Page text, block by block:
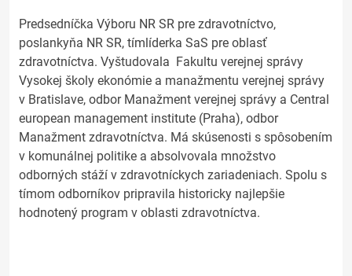
Predsedníčka Výboru NR SR pre zdravotníctvo,
poslankyňa NR SR, tímlíderka SaS pre oblasť
zdravotníctva. Vyštudovala Fakultu verejnej správy
Vysokej školy ekonómie a manažmentu verejnej správy
v Bratislave, odbor Manažment verejnej správy a Central
european management institute (Praha), odbor
Manažment zdravotníctva. Má skúsenosti s spôsobením
v komunálnej politike a absolvovala množstvo
odborných stáží v zdravotníckych zariadeniach. Spolu s
tímom odborníkov pripravila historicky najlepšie
hodnotený program v oblasti zdravotníctva.